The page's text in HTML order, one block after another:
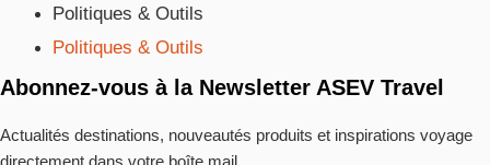
Politiques & Outils
Politiques & Outils
Abonnez-vous à la Newsletter ASEV Travel
Actualités destinations, nouveautés produits et inspirations voyage
directement dans votre boîte mail.